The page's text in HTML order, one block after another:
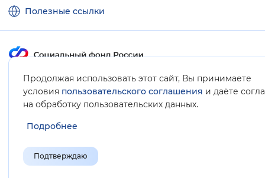
Продолжая использовать этот сайт, Вы принимаете
условия пользовательского соглашения и даёте
на обработку пользовательских данных.
Подробнее
Подтверждаю
Полезные ссылки
Карта сайта
© Социальный фонд России, 2008-2026